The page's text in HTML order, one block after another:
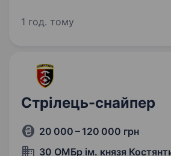
та батальйоні ТрО існують
1 год. тому
Стрілець-снайпер
20 000 – 120 000 грн
30 ОМБр ім. князя